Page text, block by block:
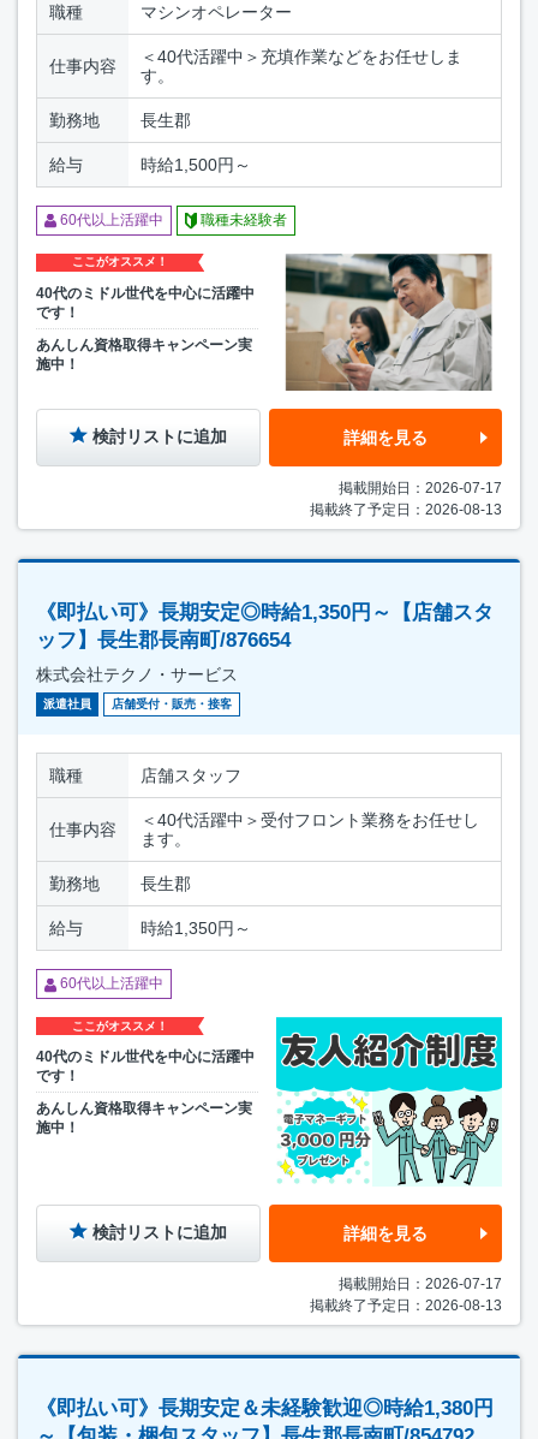
職種 マシンオペレーター
仕事内容
＜40代活躍中＞充填作業などをお任せしま
す。
勤務地 長生郡
給与 時給1,500円～
60代以上活躍中 職種未経験者
ここがオススメ！
40代のミドル世代を中心に活躍中
です！
あんしん資格取得キャンペーン実
施中！
検討リストに追加 詳細を見る
掲載開始日：2026-07-17
掲載終了予定日：2026-08-13
《即払い可》長期安定◎時給1,350円～【店舗スタ
ッフ】長生郡長南町/876654
株式会社テクノ・サービス
派遣社員 店舗受付・販売・接客
職種 店舗スタッフ
仕事内容
＜40代活躍中＞受付フロント業務をお任せし
ます。
勤務地 長生郡
給与 時給1,350円～
60代以上活躍中
ここがオススメ！
40代のミドル世代を中心に活躍中
です！
あんしん資格取得キャンペーン実
施中！
検討リストに追加 詳細を見る
掲載開始日：2026-07-17
掲載終了予定日：2026-08-13
《即払い可》長期安定＆未経験歓迎◎時給1,380円